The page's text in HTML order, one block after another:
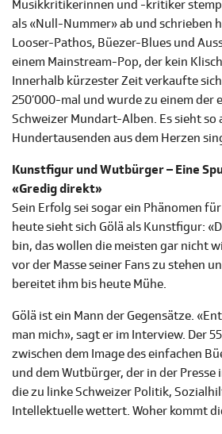
Musikkritikerinnen und -kritiker
als «Null-Nummer» ab und schrieben
Looser-Pathos, Büezer-Blues und
einem Mainstream-Pop, der kein
Innerhalb kürzester Zeit verkaufte
250’000-mal und wurde zu einem der
Schweizer Mundart-Alben. Es sieht so
Hundertausenden aus dem Herzen
Kunstfigur und Wutbürger – Eine
«Gredig direkt»
Sein Erfolg sei sogar ein Phänomen
heute sieht sich Gölä als Kunstfigur:
bin, das wollen die meisten gar nicht
vor der Masse seiner Fans zu stehen
bereitet ihm bis heute Mühe.
Gölä ist ein Mann der Gegensätze.
man mich», sagt er im Interview. Der
zwischen dem Image des einfachen
und dem Wutbürger, der in der Presse
die zu linke Schweizer Politik,
Intellektuelle wettert. Woher kommt